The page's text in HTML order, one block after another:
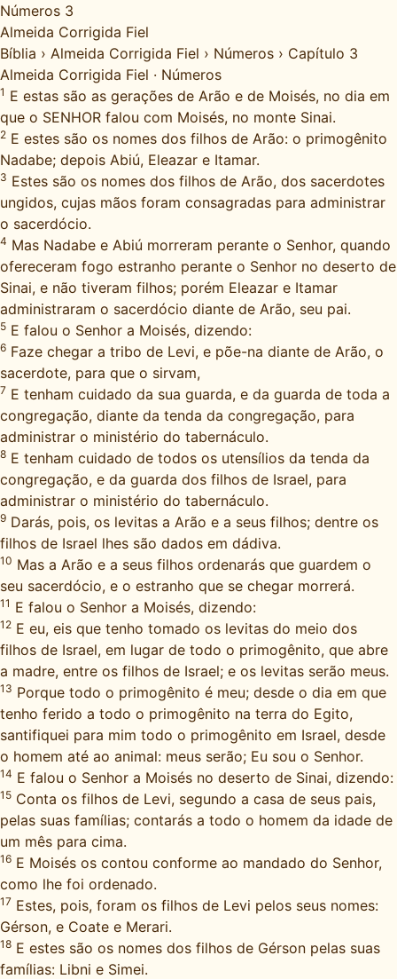
Números 3
Almeida Corrigida Fiel
Bíblia › Almeida Corrigida Fiel › Números › Capítulo 3
Almeida Corrigida Fiel · Números
1 E estas são as gerações de Arão e de Moisés, no dia em
que o SENHOR falou com Moisés, no monte Sinai.
2 E estes são os nomes dos filhos de Arão: o primogênito
Nadabe; depois Abiú, Eleazar e Itamar.
3 Estes são os nomes dos filhos de Arão, dos sacerdotes
ungidos, cujas mãos foram consagradas para administrar
o sacerdócio.
4 Mas Nadabe e Abiú morreram perante o Senhor, quando
ofereceram fogo estranho perante o Senhor no deserto de
Sinai, e não tiveram filhos; porém Eleazar e Itamar
administraram o sacerdócio diante de Arão, seu pai.
5 E falou o Senhor a Moisés, dizendo:
6 Faze chegar a tribo de Levi, e põe-na diante de Arão, o
sacerdote, para que o sirvam,
7 E tenham cuidado da sua guarda, e da guarda de toda a
congregação, diante da tenda da congregação, para
administrar o ministério do tabernáculo.
8 E tenham cuidado de todos os utensílios da tenda da
congregação, e da guarda dos filhos de Israel, para
administrar o ministério do tabernáculo.
9 Darás, pois, os levitas a Arão e a seus filhos; dentre os
filhos de Israel lhes são dados em dádiva.
10 Mas a Arão e a seus filhos ordenarás que guardem o
seu sacerdócio, e o estranho que se chegar morrerá.
11 E falou o Senhor a Moisés, dizendo:
12 E eu, eis que tenho tomado os levitas do meio dos
filhos de Israel, em lugar de todo o primogênito, que abre
a madre, entre os filhos de Israel; e os levitas serão meus.
13 Porque todo o primogênito é meu; desde o dia em que
tenho ferido a todo o primogênito na terra do Egito,
santifiquei para mim todo o primogênito em Israel, desde
o homem até ao animal: meus serão; Eu sou o Senhor.
14 E falou o Senhor a Moisés no deserto de Sinai, dizendo:
15 Conta os filhos de Levi, segundo a casa de seus pais,
pelas suas famílias; contarás a todo o homem da idade de
um mês para cima.
16 E Moisés os contou conforme ao mandado do Senhor,
como lhe foi ordenado.
17 Estes, pois, foram os filhos de Levi pelos seus nomes:
Gérson, e Coate e Merari.
18 E estes são os nomes dos filhos de Gérson pelas suas
famílias: Libni e Simei.